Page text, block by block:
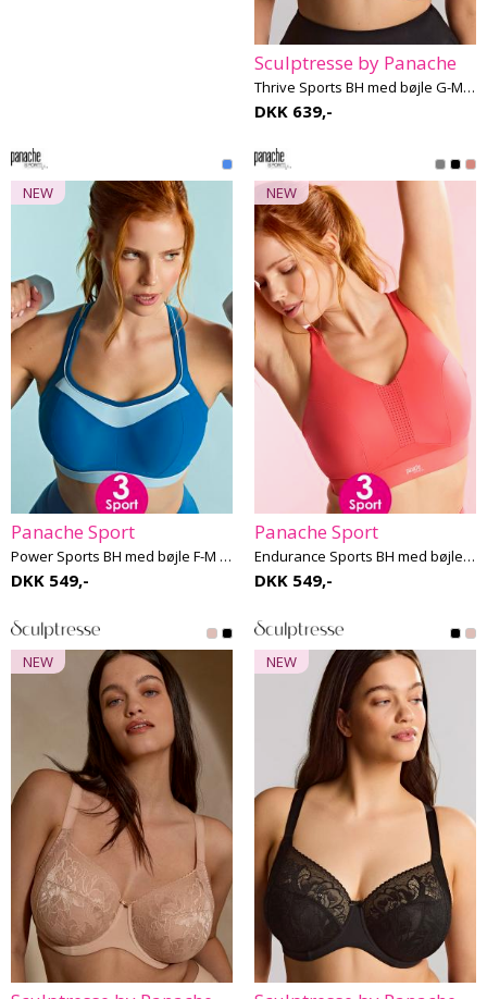
Sculptresse by Panache
Thrive Sports BH med bøjle G-M skål
DKK 639,-
NEW
Panache Sport
Power Sports BH med bøjle F-M skål
DKK 549,-
NEW
Panache Sport
Endurance Sports BH med bøjle F-K skål
DKK 549,-
NEW NEW